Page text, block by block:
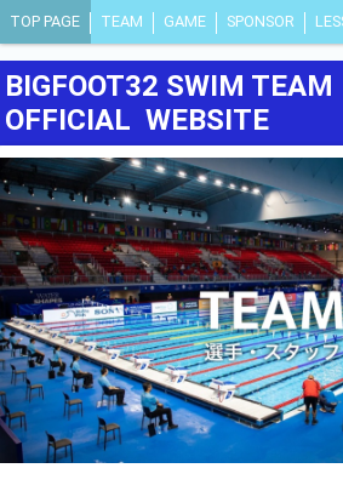
TOP PAGE TEAM GAME SPONSOR
RANKING AWARD WEAR MEDIA CSR
BIGFOOT32 SWIM TEAM
OFFICIAL WEBSITE